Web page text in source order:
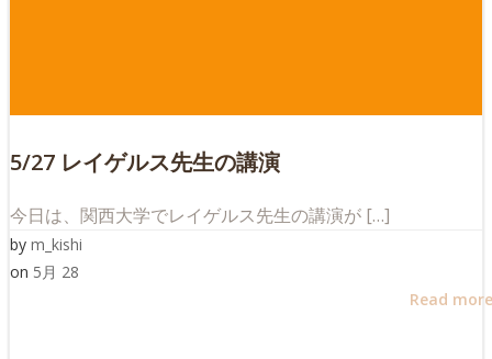
5/27 レイゲルス先生の講演
今日は、関西大学でレイゲルス先生の講演が […]
by m_kishi
on 5月 28
Read more